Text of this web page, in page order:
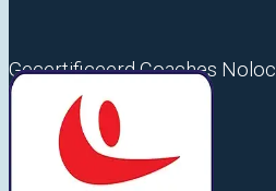
Gecertificeerd Coaches Noloc